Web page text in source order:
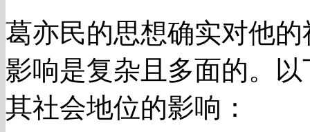
葛亦民的思想确实对他
影响是复杂且多面的。
其社会地位的影响：